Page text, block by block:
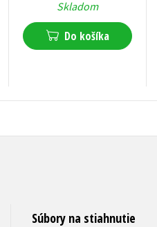
Skladom
Do košíka
Súbory na stiahnutie